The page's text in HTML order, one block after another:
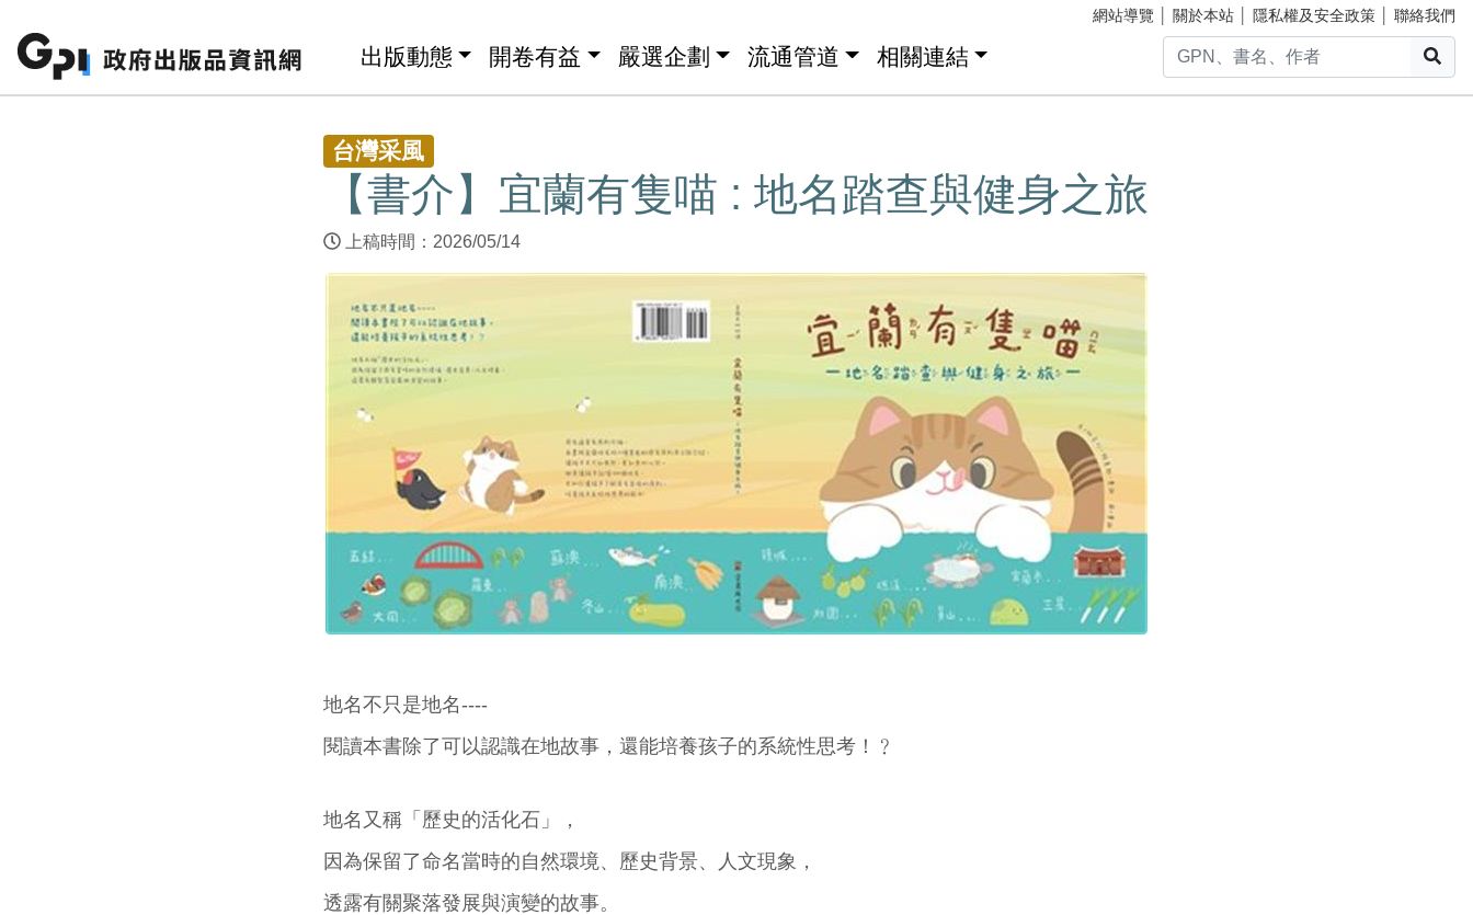
網站導覽 關於本站 隱私權及安全政策 聯絡我們
出版動態 開卷有益 嚴選企劃 流通管道 相關連結
台灣采風
【書介】宜蘭有隻喵 : 地名踏查與健身之旅
上稿時間：2026/05/14
地名不只是地名----
閱讀本書除了可以認識在地故事，還能培養孩子的系統性思考！﹖
地名又稱「歷史的活化石」，
因為保留了命名當時的自然環境、歷史背景、人文現象，
透露有關聚落發展與演變的故事。